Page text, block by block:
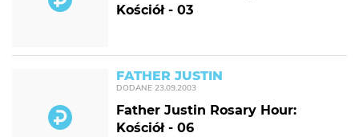
Kościół - 03
FATHER JUSTIN
DODANE 23.09.2003
Father Justin Rosary Hour:
Kościół - 06